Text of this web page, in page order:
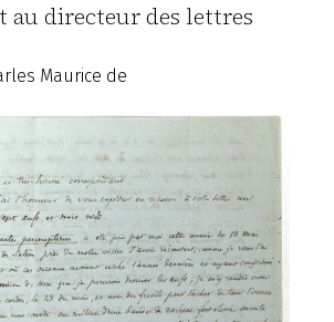
au directeur des lettres
Maurice de